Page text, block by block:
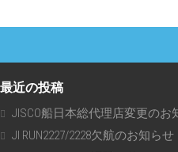
最近の投稿
JISCO船日本総代理店変更のお
JI RUN2227/2228欠航のお知らせ